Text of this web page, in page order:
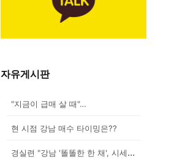
자유게시판
"지금이 급매 살 때"…
현 시점 강남 매수 타이밍은??
경실련 "강남 '똘똘한 한 채', 시세 차익 102억인...